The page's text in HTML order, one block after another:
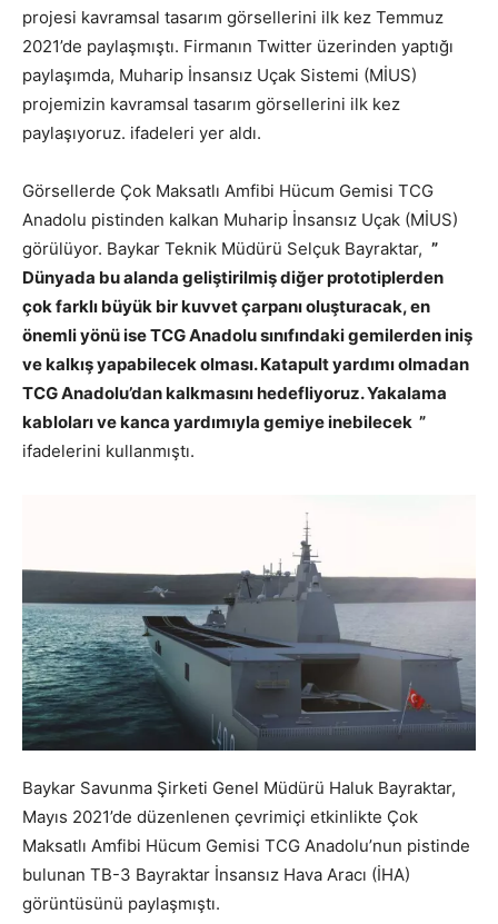
projesi kavramsal tasarım görsellerini ilk kez Temmuz
2021’de paylaşmıştı. Firmanın Twitter üzerinden yaptığı
paylaşımda, Muharip İnsansız Uçak Sistemi (MİUS)
projemizin kavramsal tasarım görsellerini ilk kez
paylaşıyoruz. ifadeleri yer aldı.
Görsellerde Çok Maksatlı Amfibi Hücum Gemisi TCG
Anadolu pistinden kalkan Muharip İnsansız Uçak (MİUS)
görülüyor. Baykar Teknik Müdürü Selçuk Bayraktar, ”
Dünyada bu alanda geliştirilmiş diğer prototiplerden
çok farklı büyük bir kuvvet çarpanı oluşturacak, en
önemli yönü ise TCG Anadolu sınıfındaki gemilerden iniş
ve kalkış yapabilecek olması. Katapult yardımı olmadan
TCG Anadolu’dan kalkmasını hedefliyoruz. Yakalama
kabloları ve kanca yardımıyla gemiye inebilecek ”
ifadelerini kullanmıştı.
Baykar Savunma Şirketi Genel Müdürü Haluk Bayraktar,
Mayıs 2021’de düzenlenen çevrimiçi etkinlikte Çok
Maksatlı Amfibi Hücum Gemisi TCG Anadolu’nun pistinde
bulunan TB-3 Bayraktar İnsansız Hava Aracı (İHA)
görüntüsünü paylaşmıştı.